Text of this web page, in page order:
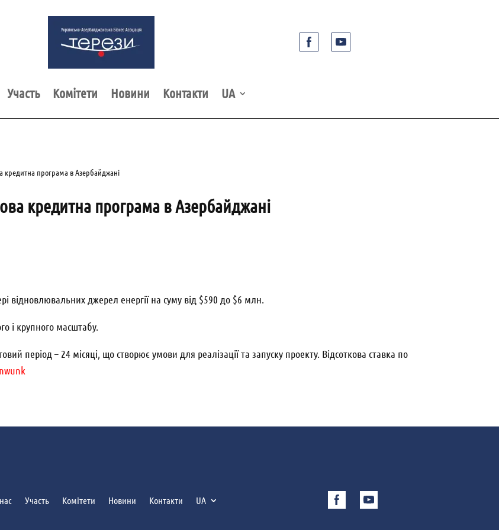
Участь Комітети Новини Контакти UA
кредитна програма в Азербайджані
кредитна програма в Азербайджані
відновлювальних джерел енергії на суму від $590 до $6 млн.
і крупного масштабу.
період – 24 місяці, що створює умови для реалізації та запуску проекту. Відсоткова ставка по
Участь Комітети Новини Контакти UA